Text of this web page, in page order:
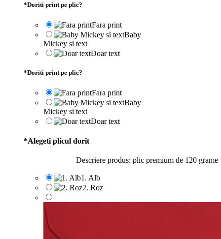
*Doriti print pe plic?
Fara print
Baby
Mickey si text
Doar text
*Doriti print pe plic?
Fara print
Baby
Mickey si text
Doar text
*Alegeti plicul dorit
Descriere produs: plic premium de 120 grame
1. Alb
2. Roz